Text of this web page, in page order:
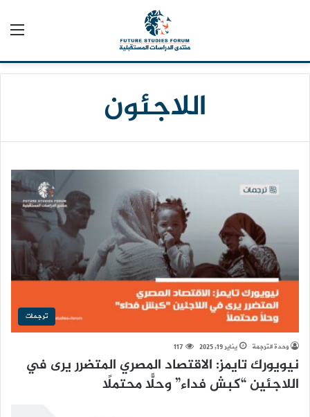
اللاجئون
ترجمات
وحدة الترجمة يناير 19, 2025 117
نيويورك تايمز: الاقتصاد المصري المتضرر يرى في
اللاجئين “كبش فداء” وحلًّا محتملًا